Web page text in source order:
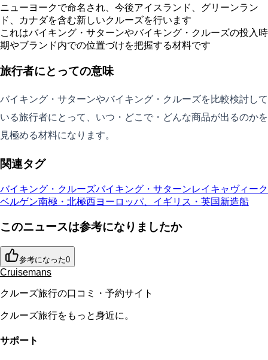
ニューヨークで命名され、今後アイスランド、グリーンラン
ド、カナダを含む新しいクルーズを行います
これはバイキング・サターンやバイキング・クルーズの投入時
期やブランド内での位置づけを把握する材料です
旅行者にとっての意味
バイキング・サターンやバイキング・クルーズを比較検討して
いる旅行者にとって、いつ・どこで・どんな商品が出るのかを
見極める材料になります。
関連タグ
バイキング・クルーズバイキング・サターンレイキャヴィーク
ベルゲン南極・北極西ヨーロッパ、イギリス・英国新造船
このニュースは参考になりましたか
参考になった0
Cruisemans
クルーズ旅行の口コミ・予約サイト
クルーズ旅行をもっと身近に。
サポート